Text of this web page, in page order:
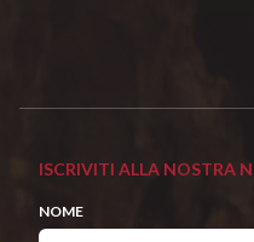
ISCRIVITI ALLA NOSTRA
NOME